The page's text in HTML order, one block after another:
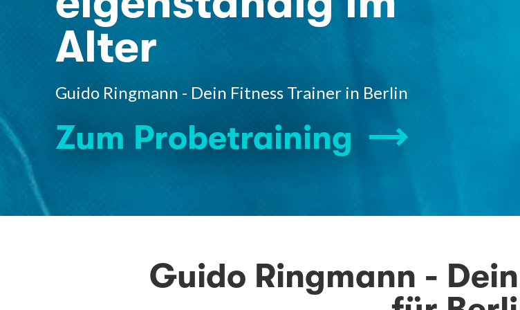
Alter
Guido Ringmann - Dein Fitness Trainer in Berlin
Zum Probetraining
Guido Ringmann -